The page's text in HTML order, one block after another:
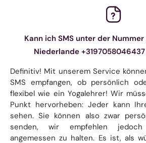
Kann ich SMS unter der Nummer
Niederlande
Definitiv! Mit unserem Service
SMS empfangen, ob persönlich
flexibel wie ein Yogalehrer! Wir
Punkt hervorheben: Jeder kann
sehen. Sie können also zwar
senden, wir empfehlen
angemessen zu halten. Es ist, als